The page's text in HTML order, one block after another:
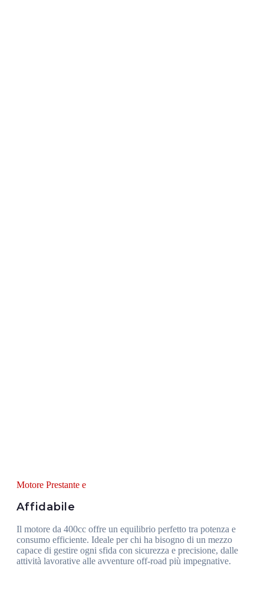
Motore Prestante e
Affidabile
Il motore da 400cc offre un equilibrio perfetto tra potenza e
consumo efficiente. Ideale per chi ha bisogno di un mezzo
capace di gestire ogni sfida con sicurezza e precisione, dalle
attività lavorative alle avventure off-road più impegnative.